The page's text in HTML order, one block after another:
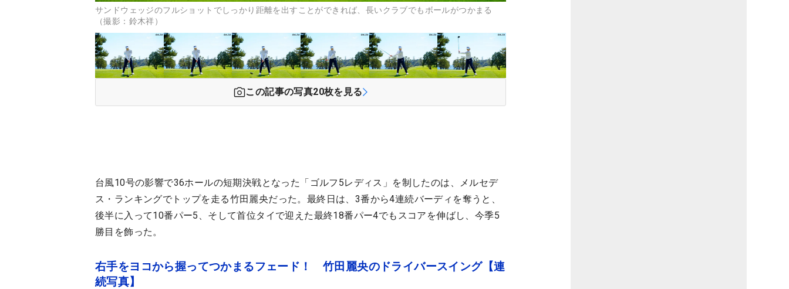
サンドウェッジのフルショットでしっかり距離を出すことができれば、長いクラブでもボールがつかまる
（撮影：鈴木祥）
この記事の写真20枚を見る
台風10号の影響で36ホールの短期決戦となった「ゴルフ5レディス」を制したのは、メルセデ
ス・ランキングでトップを走る竹田麗央だった。最終日は、3番から4連続バーディを奪うと、
後半に入って10番パー5、そして首位タイで迎えた最終18番パー4でもスコアを伸ばし、今季5
勝目を飾った。
右手をヨコから握ってつかまるフェード！ 竹田麗央のドライバースイング【連
続写真】